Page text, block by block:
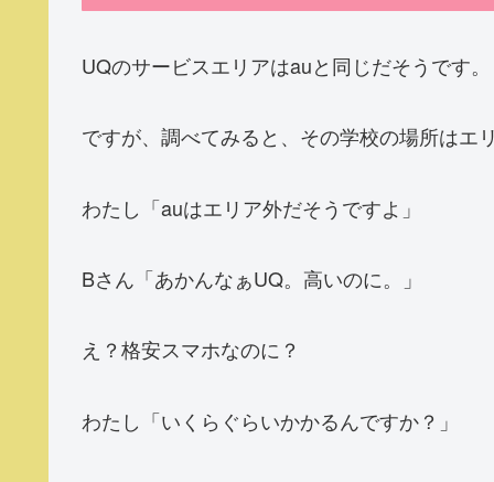
UQのサービスエリアはauと同じだそうです。
ですが、調べてみると、その学校の場所はエ
わたし「auはエリア外だそうですよ」
Bさん「あかんなぁUQ。高いのに。」
え？格安スマホなのに？
わたし「いくらぐらいかかるんですか？」